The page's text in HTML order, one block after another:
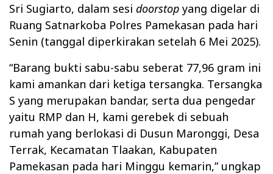
Sri Sugiarto, dalam sesi doorstop yang digelar di
Ruang Satnarkoba Polres Pamekasan pada hari
Senin (tanggal diperkirakan setelah 6 Mei 2025).
“Barang bukti sabu-sabu seberat 77,96 gram ini
kami amankan dari ketiga tersangka. Tersangka
S yang merupakan bandar, serta dua pengedar
yaitu RMP dan H, kami gerebek di sebuah
rumah yang berlokasi di Dusun Maronggi, Desa
Terrak, Kecamatan Tlaakan, Kabupaten
Pamekasan pada hari Minggu kemarin,” ungkap